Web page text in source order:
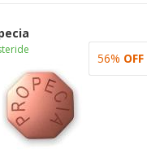
56% OFF